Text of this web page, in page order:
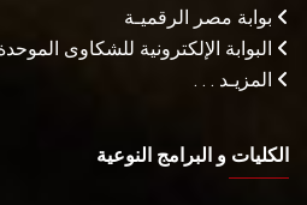
بوابة مصر الرقميـة
البوابة الإلكترونية للشكاوى
المزيـد . . .
الكليات و البرامج النوعية